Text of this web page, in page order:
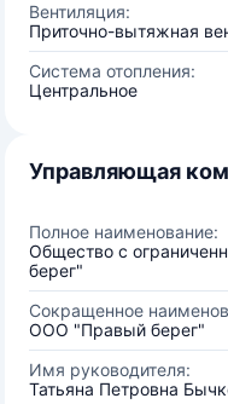
Вентиляция:
Приточно-вытяжная
Система отопления:
Центральное
Управляющая
Полное наименование:
Общество с
берег"
Сокращенное
ООО "Правый берег"
Имя руководителя:
Татьяна Петровна